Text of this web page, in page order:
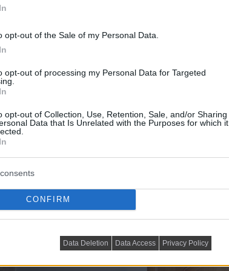
opt-out of the Sale of my Personal Data.
opt-out of processing my Personal Data for Targeted
opt-out of Collection, Use, Retention, Sale, and/or Sharing
Data that Is Unrelated with the Purposes for which it
CONFIRM
Data Deletion Data Access Privacy Policy
a teret, a tükör és az egyszerű bútorok
a konyha színvilágára.